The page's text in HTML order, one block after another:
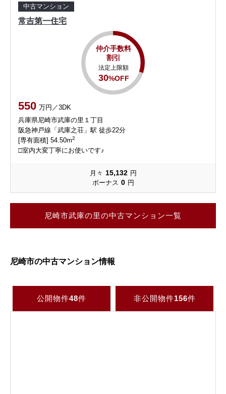
中古マンション
常吉第一住宅
仲介手数料
割引
法定上限額
30%OFF
550 万円／3DK
兵庫県尼崎市武庫の里１丁目
阪急神戸線「武庫之荘」駅 徒歩22分
[専有面積] 54.50m2
□室内大変丁寧にお使いです♪
月々 15,132 円
ボーナス 0 円
尼崎市武庫の里の中古マンション一覧
尼崎市の中古マンション情報
公開物件48件 非公開物件156件